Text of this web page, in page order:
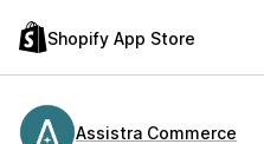
Shopify App Store
Assistra Commerce